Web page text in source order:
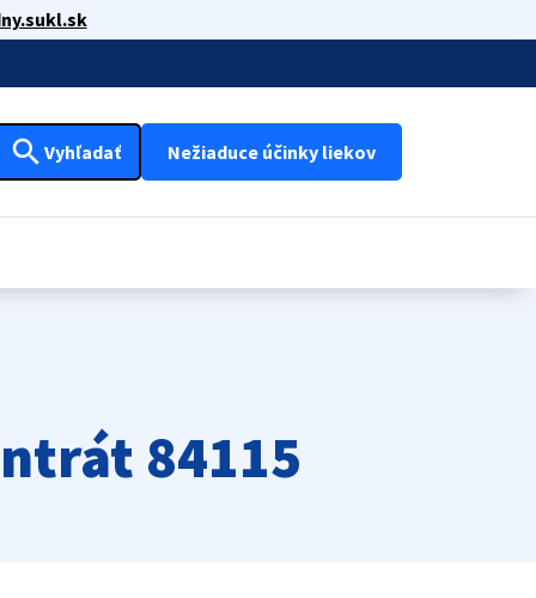
search Vyhľadať Nežiaduce účinky liekov
84115